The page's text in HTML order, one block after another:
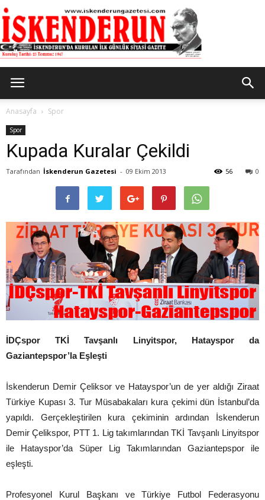
Gazetesi
Anasayfa Spor
Spor
Kupada Kuralar Çekildi
Tarafından İskenderun Gazetesi - 09 Ekim 2013 0
56
İDÇspor TKİ Tavşanlı Linyitspor, Hatayspor da
Gaziantepspor’la Eşleşti
İskenderun Demir Çeliksor ve Hatayspor’un de yer aldığı Ziraat
Türkiye Kupası 3. Tur Müsabakaları kura çekimi dün İstanbul’da
yapıldı. Gerçekleştirilen kura çekiminin ardından İskenderun
Demir Çelikspor, PTT 1. Lig takımlarından TKİ Tavşanlı Linyitspor
ile Hatayspor’da Süper Lig Takımlarından Gaziantepspor ile
eşleşti.
Profesyonel Kurul Başkanı ve Türkiye Futbol Federasyonu